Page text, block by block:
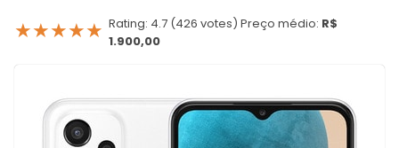
★★★★★ Rating: 4.7 (426 votes) Preço médio: R$
1.900,00